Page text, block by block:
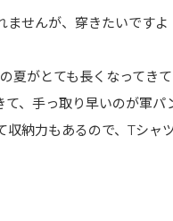
ませんが、穿きたいです
夏がとても長くなってきて
、手っ取り早いのが軍パ
納力もあるので、Tシャ